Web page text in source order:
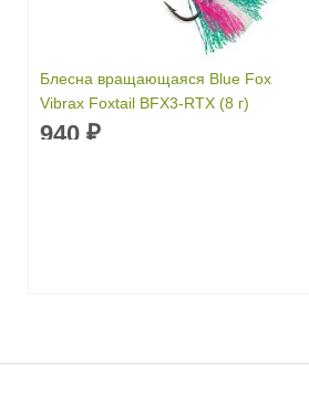
Блесна вращающаяся Blue Fox
Vibrax Foxtail BFX3-RTX (8 г)
940 ₽